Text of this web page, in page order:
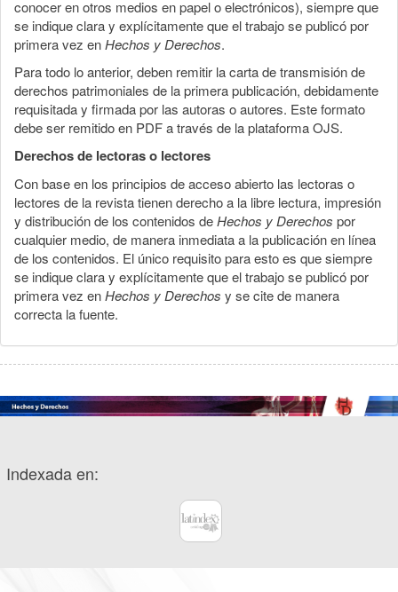
conocer en otros medios en papel o electrónicos), siempre que
se indique clara y explícitamente que el trabajo se publicó por
primera vez enHechos y Derechos.
Para todo lo anterior, deben remitir la carta de transmisión de
derechos patrimoniales de la primera publicación, debidamente
requisitada y firmada por las autoras o autores. Este formato
debe ser remitido en PDF a través de la plataforma OJS.
Derechos de lectoras o lectores
Con base en los principios de acceso abierto las lectoras o
lectores de la revista tienen derecho a la libre lectura, impresión
y distribución de los contenidos deHechos y Derechos por
cualquier medio, de manera inmediata a la publicación en línea
de los contenidos. El único requisito para esto es que siempre
se indique clara y explícitamente que el trabajo se publicó por
primera vez enHechos y Derechos y se cite de manera
correcta la fuente.
Indexada en: